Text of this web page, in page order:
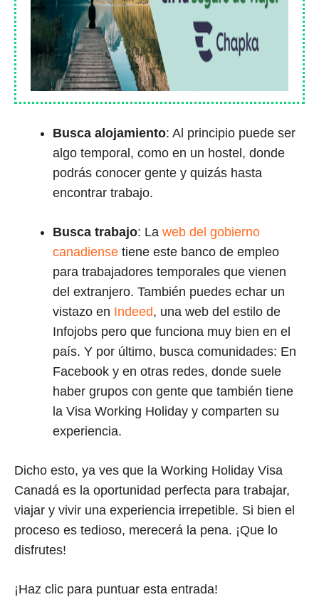
Busca alojamiento: Al principio puede ser
algo temporal, como en un hostel, donde
podrás conocer gente y quizás hasta
encontrar trabajo.
Busca trabajo: La web del gobierno
canadiense tiene este banco de empleo
para trabajadores temporales que vienen
del extranjero. También puedes echar un
vistazo en Indeed, una web del estilo de
Infojobs pero que funciona muy bien en el
país. Y por último, busca comunidades: En
Facebook y en otras redes, donde suele
haber grupos con gente que también tiene
la Visa Working Holiday y comparten su
experiencia.
Dicho esto, ya ves que la Working Holiday Visa
Canadá es la oportunidad perfecta para trabajar,
viajar y vivir una experiencia irrepetible. Si bien el
proceso es tedioso, merecerá la pena. ¡Que lo
disfrutes!
¡Haz clic para puntuar esta entrada!